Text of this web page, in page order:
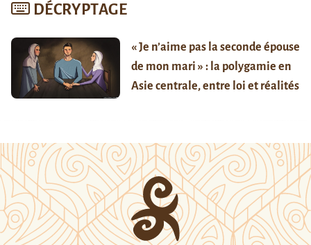
DÉCRYPTAGE
« Je n’aime pas la seconde épouse
de mon mari » : la polygamie en
Asie centrale, entre loi et réalités